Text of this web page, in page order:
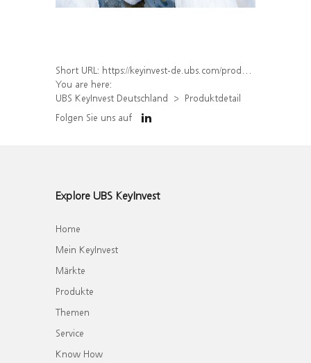
Short URL: https://keyinvest-de.ubs.com/produkt/detail/index/isin/DE000WA8QAT0
You are here:
UBS KeyInvest Deutschland
Produktdetail
Folgen Sie uns auf
Explore UBS KeyInvest
Home
Mein KeyInvest
Märkte
Produkte
Themen
Service
Know How